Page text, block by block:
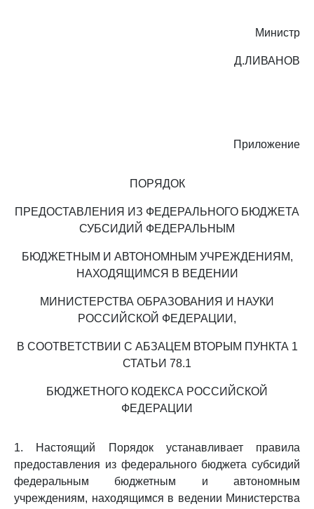
Министр
Д.ЛИВАНОВ
Приложение
ПОРЯДОК
ПРЕДОСТАВЛЕНИЯ ИЗ ФЕДЕРАЛЬНОГО БЮДЖЕТА
СУБСИДИЙ ФЕДЕРАЛЬНЫМ
БЮДЖЕТНЫМ И АВТОНОМНЫМ УЧРЕЖДЕНИЯМ,
НАХОДЯЩИМСЯ В ВЕДЕНИИ
МИНИСТЕРСТВА ОБРАЗОВАНИЯ И НАУКИ
РОССИЙСКОЙ ФЕДЕРАЦИИ,
В СООТВЕТСТВИИ С АБЗАЦЕМ ВТОРЫМ ПУНКТА 1
СТАТЬИ 78.1
БЮДЖЕТНОГО КОДЕКСА РОССИЙСКОЙ
ФЕДЕРАЦИИ
1. Настоящий Порядок устанавливает правила
предоставления из федерального бюджета субсидий
федеральным бюджетным и автономным
учреждениям, находящимся в ведении Министерства